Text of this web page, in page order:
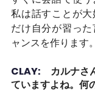
私は話すことが
だけ自分が習っ
ャンスを作ります。
CLAY: カルナさ
ていますよね。何